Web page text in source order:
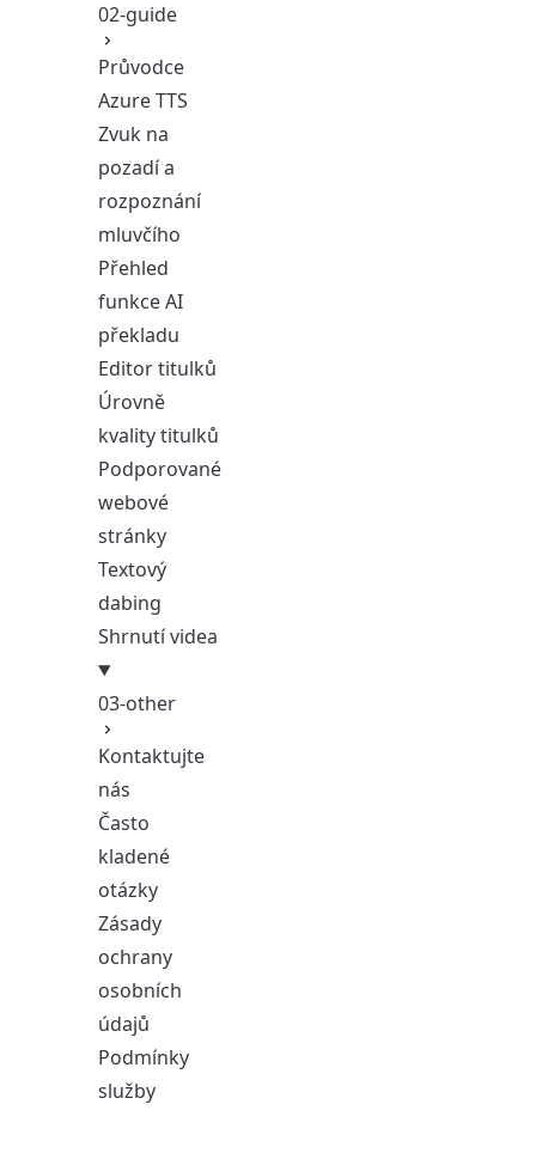
02-guide
Průvodce
Azure TTS
Zvuk na
pozadí a
rozpoznání
mluvčího
Přehled
funkce AI
překladu
Editor titulků
Úrovně
kvality titulků
Podporované
webové
stránky
Textový
dabing
Shrnutí videa
03-other
Kontaktujte
nás
Často
kladené
otázky
Zásady
ochrany
osobních
údajů
Podmínky
služby